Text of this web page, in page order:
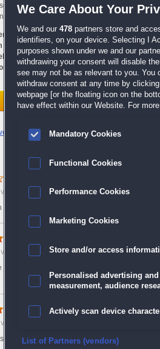
Motive aus, fülle die entsprechenden
erblühen! Bei diesem
exklusiven Soundtrack
für Jedermann
Weiter geht's mit Pixel Art 7
anzeigen
Anonym am 26.09.2020 um 11:48
super spiel
Ingeborg am 09.04.2021 um 13:32
jetzt schon einige Ausgaben durchgespielt
Macht Spass, aber
O. am 26.07.2020 um 19:01
ein schönes Spiel, aber!
We Care About Your
We and our 478 partners store and
identifiers, on your device. Selecting I
purposes shown under we and our
withdrawing your consent will disable
see may not be as relevant to you. You
withdraw consent at any time by
webpage [or the floating icon on the
have effect within our Website. For
Mandatory Cookies
Functional Cookies
Performance Cookies
Marketing Cookies
Store and/or access
Personalised advertising
measurement, audience
Actively scan device
Ensure security, prevent
List of Partners (vendors)